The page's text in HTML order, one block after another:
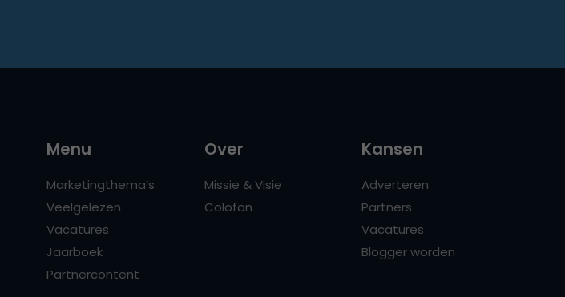
Menu
Marketingthema’s
Veelgelezen
Vacatures
Jaarboek
Partnercontent
Over
Missie & Visie
Colofon
Kansen
Adverteren
Partners
Vacatures
Blogger worden